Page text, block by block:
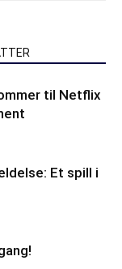
til Netflix
Et spill i